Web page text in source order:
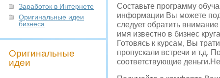
Заработок в Интернете
Оригинальные идеи
бизнеса
Оригинальные
идеи
Составьте программу
информации Вы можете
следует обратить
имя известно в бизнес
Готовясь к курсам, Вы
пропускали встречи и т.д.
соответствующие